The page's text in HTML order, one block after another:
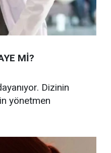
Mİ?
Dizinin
yönetmen